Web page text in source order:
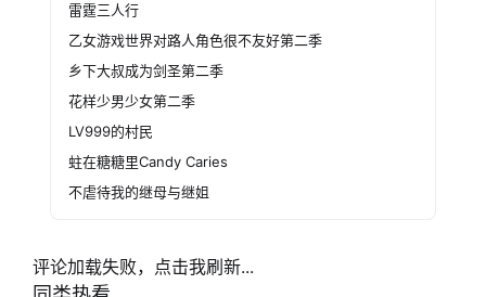
雷霆三人行
乙女游戏世界对路人角色很不友好第二季
乡下大叔成为剑圣第二季
花样少男少女第二季
LV999的村民
蛀在糖糖里Candy Caries
不虐待我的继母与继姐
评论加载失败，点击我刷新...